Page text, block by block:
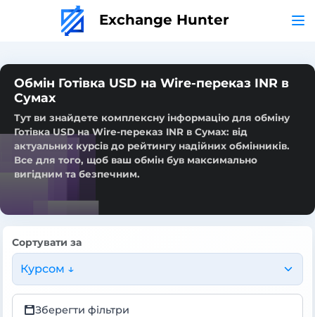
Exchange Hunter
Обмін Готівка USD на Wire-переказ INR в
Сумах
Тут ви знайдете комплексну інформацію для обміну
Готівка USD на Wire-переказ INR в Сумах: від
актуальних курсів до рейтингу надійних обмінників.
Все для того, щоб ваш обмін був максимально
вигідним та безпечним.
Сортувати за
Курсом ↓
Зберегти фільтри